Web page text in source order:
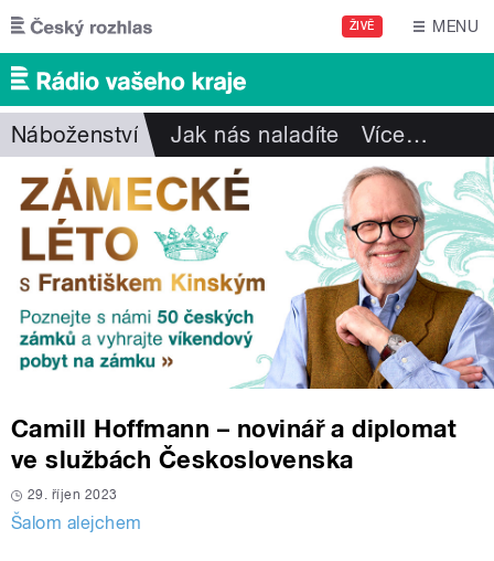
Přejít k hlavnímu obsahu
ŽIVĚ MENU
Náboženství Jak nás naladíte Více…
Camill Hoffmann – novinář a diplomat
ve službách Československa
29. říjen 2023
Šalom alejchem